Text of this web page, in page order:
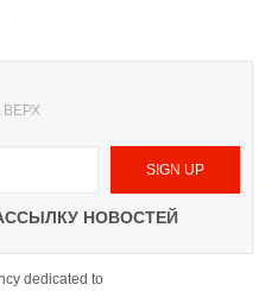
ВЕРХ
НОВОСТЕЙ
dedicated to